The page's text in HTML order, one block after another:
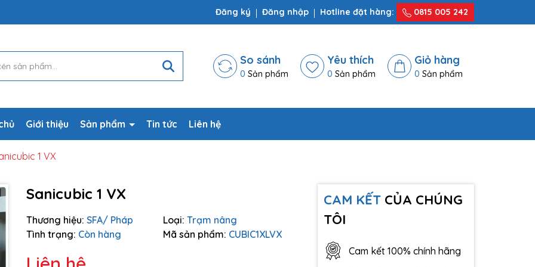
Đăng ký Đăng nhập Hotline đặt hàng: 0815 005 242
So sánh
0 Sản phẩm
Yêu thích
0 Sản phẩm
Giỏ hàng
0 Sản phẩm
Giới thiệu Sản phẩm Tin tức Liên hệ
1 VX
Sanicubic 1 VX
Thương hiệu: SFA/ Pháp Loại: Trạm nâng
Tình trạng: Còn hàng Mã sản phẩm: CUBIC1XLVX
CAM KẾTCỦA CHÚNG
TÔI
Cam kết 100% chính hãng